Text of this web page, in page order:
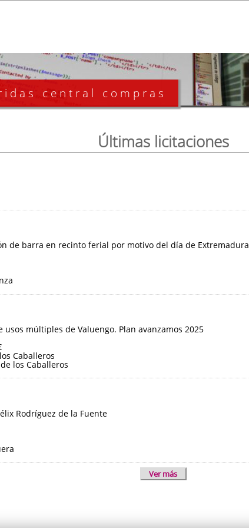
central compras
Últimas licitaciones
de barra en recinto ferial por motivo del día de Extremadura
usos múltiples de Valuengo. Plan avanzamos 2025
Caballeros
los Caballeros
Rodríguez de la Fuente
Ver más